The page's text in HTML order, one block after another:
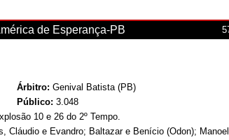
de Esperança-PB
Árbitro: Genival Batista (PB)
Público: 3.048
10 e 26 do 2º Tempo.
Cláudio e Evandro; Baltazar e Benício (Odon);